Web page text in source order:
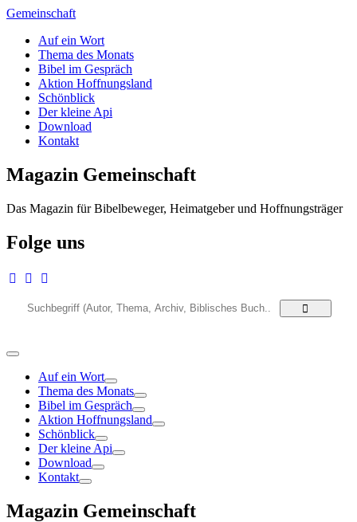
Zum
springen
Gemeinschaft
Auf ein Wort
Thema des Monats
Bibel im Gespräch
Aktion Hoffnungsland
Schönblick
Der kleine Api
Download
Kontakt
Magazin Gemeinschaft
Das Magazin für Bibelbeweger, Heimatgeber und Hoffnungsträger
Folge uns
Auf ein Wort
Thema des Monats
Bibel im Gespräch
Aktion Hoffnungsland
Schönblick
Der kleine Api
Download
Kontakt
Magazin Gemeinschaft